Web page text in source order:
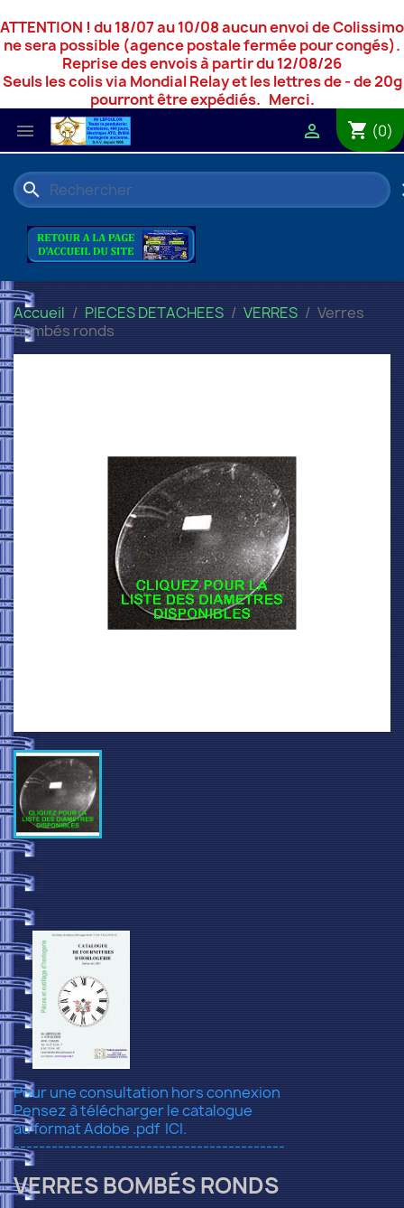
ATTENTION ! du 18/07 au 10/08 aucun envoi de Colissimo
ne sera possible (agence postale fermée pour congés).
Reprise des envois à partir du 12/08/26
Seuls les colis via Mondial Relay et les lettres de - de 20g
pourront être expédiés. Merci.
 shopping_cart (0)

search
Accueil PIECES DETACHEES VERRES
Verres
bombés ronds
Pour une consultation hors connexion
Pensez à télécharger le catalogue
au format Adobe .pdfICI.
-------------------------------------------
VERRES BOMBÉS RONDS